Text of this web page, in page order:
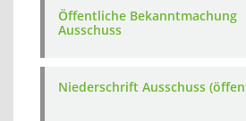
Öffentliche Bekanntmachung
Ausschuss
Niederschrift Ausschuss